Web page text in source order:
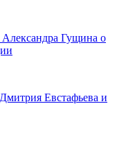
Гущина о
Евстафьева и